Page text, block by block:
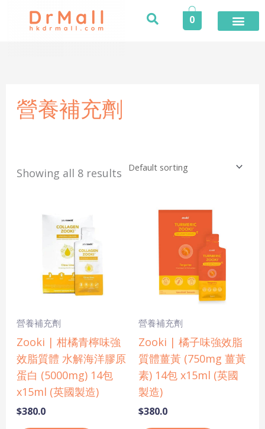
0
營養補充劑
Showing all 8 results
營養補充劑
Zooki | 柑橘青檸味強
效脂質體 水解海洋膠原
蛋白 (5000mg) 14包
x15ml (英國製造)
$380.0
營養補充劑
Zooki | 橘子味強效脂
質體薑黃 (750mg 薑黃
素) 14包 x15ml (英國
製造)
$380.0